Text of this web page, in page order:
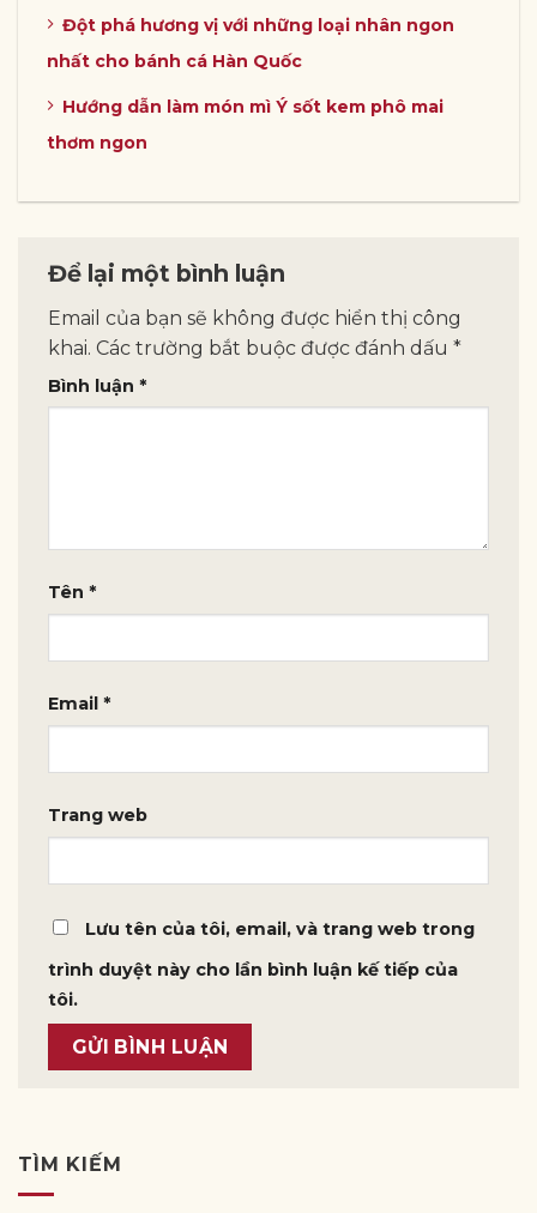
Đột phá hương vị với những loại nhân ngon
nhất cho bánh cá Hàn Quốc
Hướng dẫn làm món mì Ý sốt kem phô mai
thơm ngon
Để lại một bình luận
Email của bạn sẽ không được hiển thị công
khai. Các trường bắt buộc được đánh dấu *
Bình luận *
Tên *
Email *
Trang web
Lưu tên của tôi, email, và trang web trong
trình duyệt này cho lần bình luận kế tiếp của
tôi.
TÌM KIẾM